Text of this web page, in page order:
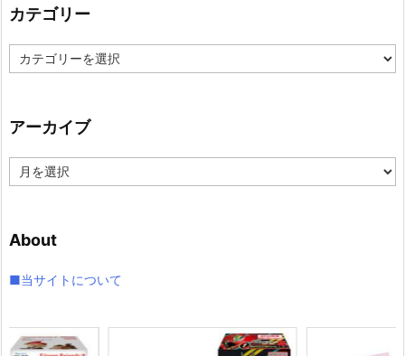
カテゴリー
テ
ー
アーカイブ
ー
ブ
About
■当サイトについて